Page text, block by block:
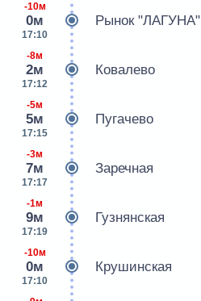
-10м
0м
17:10
Рынок "ЛАГУНА"
-8м
2м
17:12
Ковалево
-5м
5м
17:15
Пугачево
-3м
7м
17:17
Заречная
-1м
9м
17:19
Гузнянская
-10м
0м
17:10
Крушинская